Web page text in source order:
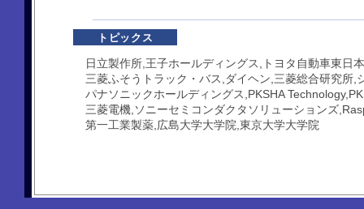
トピックス
日立製作所,王子ホールディングス,トヨタ自動車東日
三菱ふそうトラック・バス,ダイヘン,三菱総合研究所,
パナソニックホールディングス,PKSHA
三菱電機,ソニーセミコンダクタソリューションズ
第一工業製薬,広島大学大学院,東京大学大学院